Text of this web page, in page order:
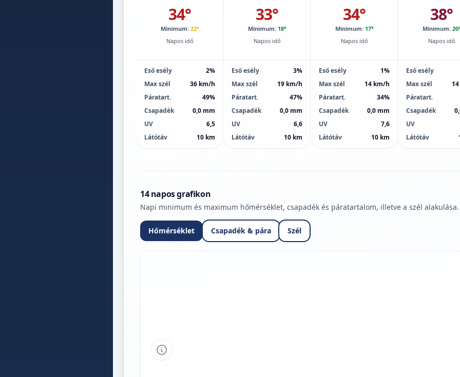
34°
Minimum: 22°
Napos idő
Eső esély
2%
Max szél
36 km/h
Páratart.
49%
Csapadék
0,0 mm
UV
6,5
Látótáv
10 km
33°
Minimum: 18°
Napos idő
Eső esély
3%
Max szél
19 km/h
Páratart.
47%
Csapadék
0,0 mm
UV
6,6
Látótáv
10 km
34°
Minimum: 17°
Napos idő
Eső esély
1%
Max szél
14 km/h
Páratart.
34%
Csapadék
0,0 mm
UV
7,6
Látótáv
10 km
38°
Minimum:
Napos idő
Eső esély
Max szél
Páratart.
Csapadék
UV
Látótáv
14 napos grafikon
Napi minimum és maximum hőmérséklet, csapadék és páratartalom, illetve a szél alakulása.
Hőmérséklet Csapadék & pára Szél
Tipp a grafikon jelmagyarázatához